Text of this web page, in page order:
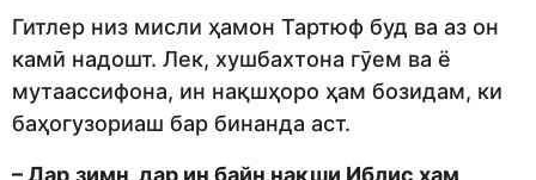
Гитлер низ мисли ҳамон Тартюф буд ва аз он
камӣ надошт. Лек, хушбахтона гӯем ва ё
мутаассифона, ин нақшҳоро ҳам бозидам, ки
баҳогузориаш бар бинанда аст.
– Дар зимн, дар ин байн нақши Иблис ҳам